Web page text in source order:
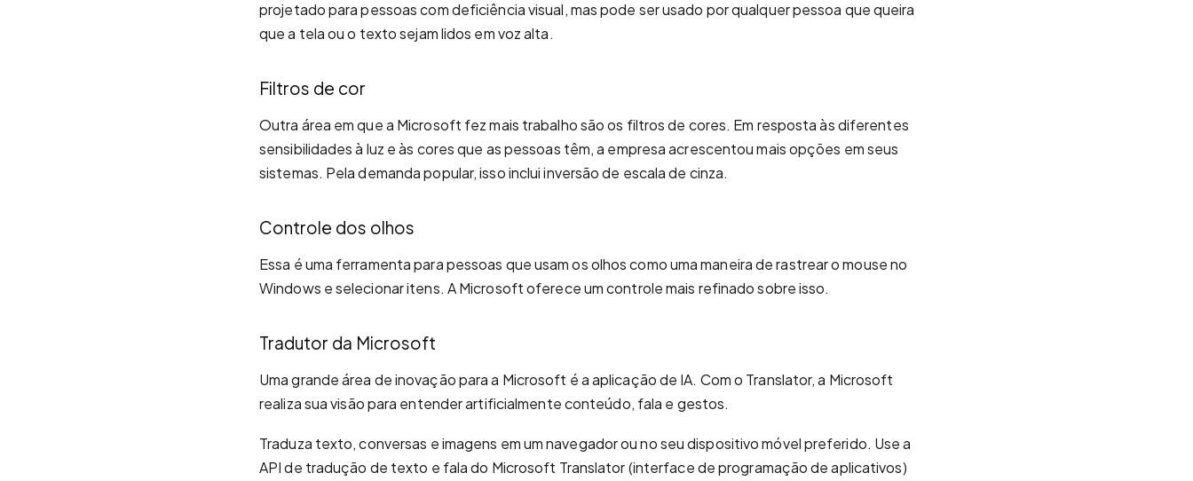
projetado para pessoas com deficiência visual, mas pode ser usado por qualquer pessoa que queira
que a tela ou o texto sejam lidos em voz alta.
Filtros de cor
Outra área em que a Microsoft fez mais trabalho são os filtros de cores. Em resposta às diferentes
sensibilidades à luz e às cores que as pessoas têm, a empresa acrescentou mais opções em seus
sistemas. Pela demanda popular, isso inclui inversão de escala de cinza.
Controle dos olhos
Essa é uma ferramenta para pessoas que usam os olhos como uma maneira de rastrear o mouse no
Windows e selecionar itens. A Microsoft oferece um controle mais refinado sobre isso.
Tradutor da Microsoft
Uma grande área de inovação para a Microsoft é a aplicação de IA. Com o Translator, a Microsoft
realiza sua visão para entender artificialmente conteúdo, fala e gestos.
Traduza texto, conversas e imagens em um navegador ou no seu dispositivo móvel preferido. Use a
API de tradução de texto e fala do Microsoft Translator (interface de programação de aplicativos)